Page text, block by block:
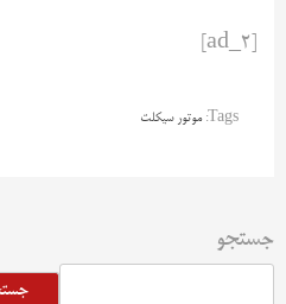
Tags: موتور سیکلت
جستجو